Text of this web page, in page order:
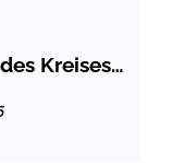
Kreises